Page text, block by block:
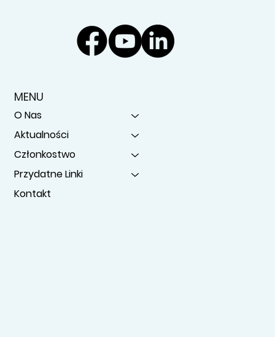
MENU
O Nas
Aktualności
Członkostwo
Przydatne Linki
Kontakt